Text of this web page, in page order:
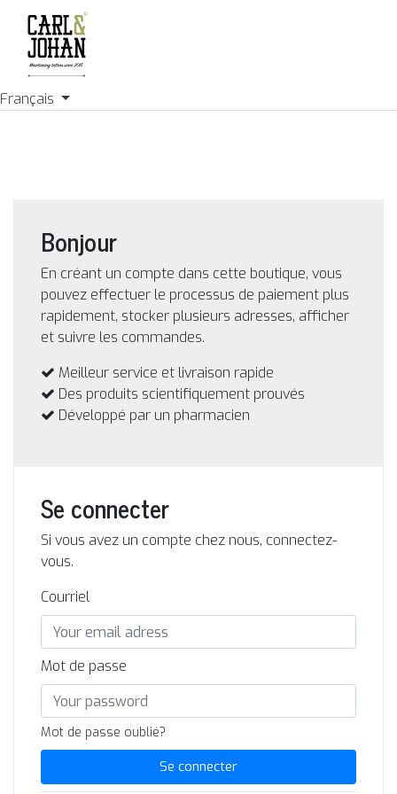
Français
Bonjour
En créant un compte dans cette boutique, vous
pouvez effectuer le processus de paiement plus
rapidement, stocker plusieurs adresses, afficher
et suivre les commandes.
Meilleur service et livraison rapide
Des produits scientifiquement prouvés
Développé par un pharmacien
Se connecter
Si vous avez un compte chez nous, connectez-
vous.
Courriel
Mot de passe
Mot de passe oublié?
Se connecter